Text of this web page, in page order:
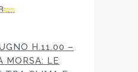
H.11.00 –
MORSA: LE